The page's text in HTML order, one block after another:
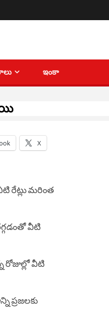
ఇంకా
X
రేట్లు మ‌రింత
వీటి
వీటి
ప్ర‌జ‌ల‌కు